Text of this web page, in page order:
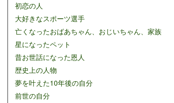
初恋の人
大好きなスポーツ選手
亡くなったおばあちゃん、おじいちゃん、家族
星になったペット
昔お世話になった恩人
歴史上の人物
夢を叶えた10年後の自分
前世の自分